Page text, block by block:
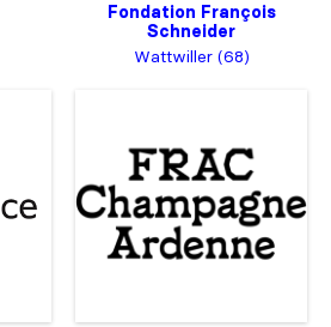
Fondation François
Schneider
Wattwiller (68)